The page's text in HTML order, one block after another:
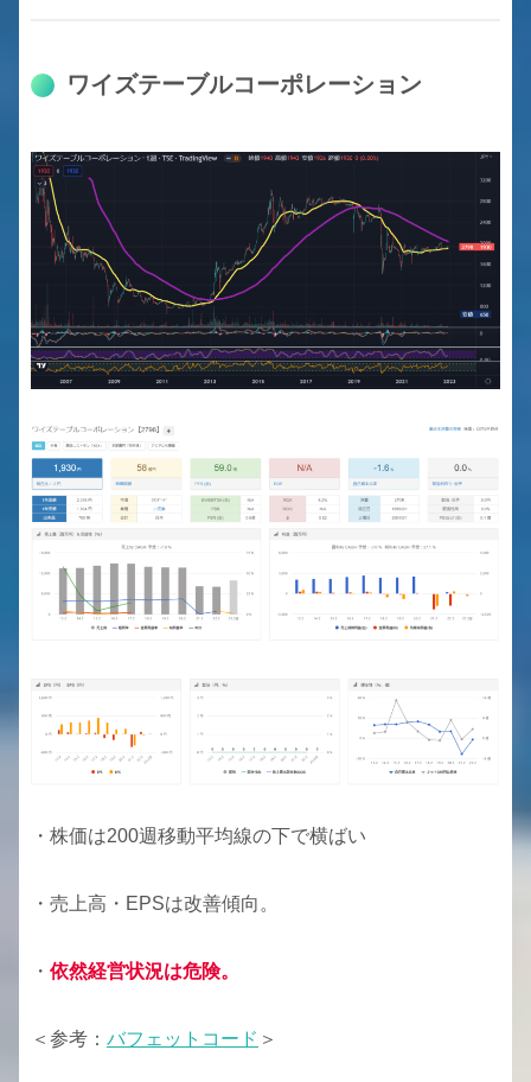
ワイズテーブルコーポレーション
・株価は200週移動平均線の下で横ばい
・売上高・EPSは改善傾向。
・ 依然経営状況は危険。
＜参考： バフェットコード ＞